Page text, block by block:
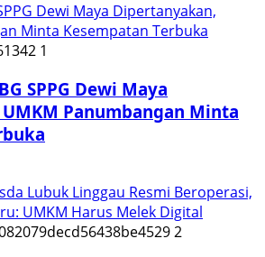
Dewi Maya Dipertanyakan,
Minta Kesempatan Terbuka
1
SPPG Dewi Maya
Panumbangan Minta
Lubuk Linggau Resmi Beroperasi,
UMKM Harus Melek Digital
2